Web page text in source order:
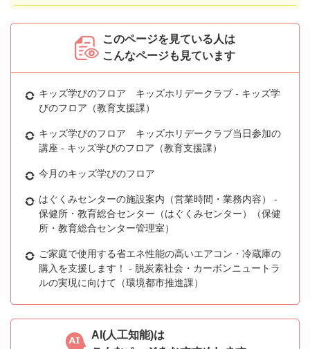
このページを見ている人は
こんなページも見ています
キッズ学びのフロア キッズホリデークラブ - キッズ学
びのフロア（教育支援課）
キッズ学びのフロア キッズホリデークラブ当日参加の
講座 - キッズ学びのフロア（教育支援課）
今月のキッズ学びのフロア
はぐくみセンターの施設案内（営業時間・業務内容） -
保健所・教育総合センター（はぐくみセンター）（保健
所・教育総合センター管理室）
ご家庭で使用する省エネ性能の高いエアコン・冷蔵庫の
購入を支援します！ - 脱炭素社会・カーボンニュートラ
ルの実現に向けて（環境都市推進課）
AI(人工知能)は